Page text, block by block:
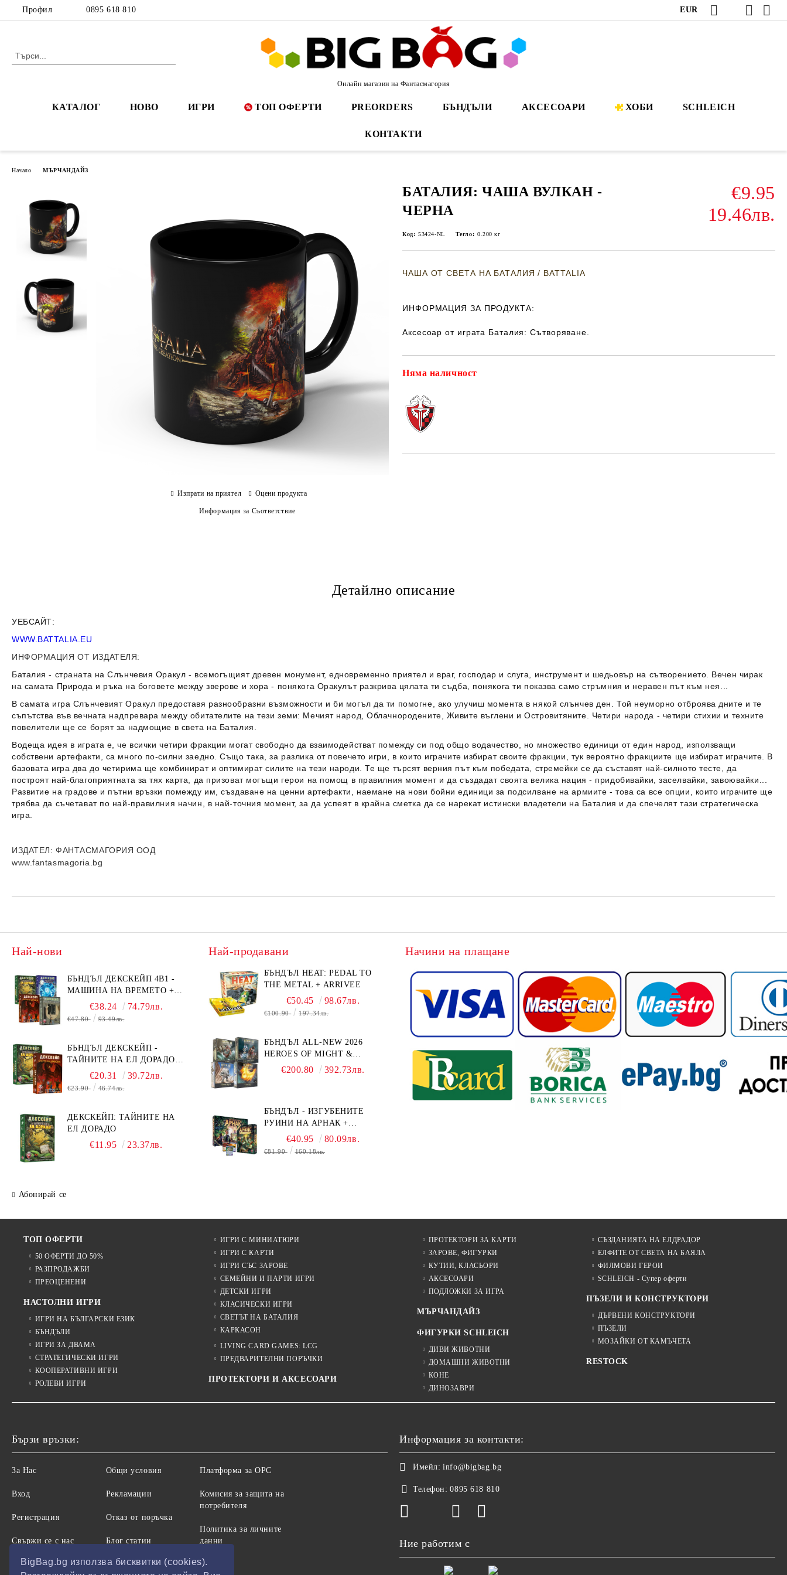
BigBag.bg използва бисквитки (cookies).
Профил 0895 618 810 EUR
Онлайн магазин на Фантасмагория
КАТАЛОГ НОВО ИГРИ ТОП ОФЕРТИ PREORDERS БЪНДЪЛИ АКСЕСОАРИ ХОБИ SCHLEICH
КОНТАКТИ
Начало МЪРЧАНДАЙЗ
БАТАЛИЯ: ЧАША ВУЛКАН -
ЧЕРНА
€9.95
19.46лв.
Код: 53424-NL Тегло: 0.200 кг
ЧАША ОТ СВЕТА НА БАТАЛИЯ / BATTALIA
ИНФОРМАЦИЯ ЗА ПРОДУКТА:
Аксесоар от играта Баталия: Сътворяване.
Няма наличност
Изпрати на приятел Оцени продукта
Информация за Съответствие
Детайлно описание
УЕБСАЙТ:
WWW.BATTALIA.EU
ИНФОРМАЦИЯ ОТ ИЗДАТЕЛЯ:
Баталия - страната на Слънчевия Оракул - всемогъщият древен монумент, едновременно приятел и враг, господар и слуга, инструмент и шедьовър на сътворението. Вечен чирак
на самата Природа и ръка на боговете между зверове и хора - понякога Оракулът разкрива цялата ти съдба, понякога ти показва само стръмния и неравен път към нея...
В самата игра Слънчевият Оракул предоставя разнообразни възможности и би могъл да ти помогне, ако улучиш момента в някой слънчев ден. Той неуморно отброява дните и те
съпътства във вечната надпревара между обитателите на тези земи: Мечият народ, Облачнородените, Живите въглени и Островитяните. Четири народа - четири стихии и техните
повелители ще се борят за надмощие в света на Баталия.
Водеща идея в играта е, че всички четири фракции могат свободно да взаимодействат помежду си под общо водачество, но множество единици от един народ, използващи
собствени артефакти, са много по-силни заедно. Също така, за разлика от повечето игри, в които играчите избират своите фракции, тук вероятно фракциите ще избират играчите. В
базовата игра два до четирима ще комбинират и оптимират силите на тези народи. Те ще търсят верния път към победата, стремейки се да съставят най-силното тесте, да
построят най-благоприятната за тях карта, да призоват могъщи герои на помощ в правилния момент и да създадат своята велика нация - придобивайки, заселвайки, завоювайки...
Развитие на градове и пътни връзки помежду им, създаване на ценни артефакти, наемане на нови бойни единици за подсилване на армиите - това са все опции, които играчите ще
трябва да съчетават по най-правилния начин, в най-точния момент, за да успеят в крайна сметка да се нарекат истински владетели на Баталия и да спечелят тази стратегическа
игра.
ИЗДАТЕЛ: ФАНТАСМАГОРИЯ ООД
www.fantasmagoria.bg
Най-нови
БЪНДЪЛ ДЕКСКЕЙП 4В1 -
МАШИНА НА ВРЕМЕТО +
БЯГСТВО ОТ АЛКАТРАЗ +
ТАЙНИТЕ НА ЕЛ ДОРАДО +
€38.24 74.79лв.
€47.80 93.49лв.
БЪНДЪЛ ДЕКСКЕЙП -
ТАЙНИТЕ НА ЕЛ ДОРАДО +
ОЧИТЕ НА ДРАКОНА
€20.31 39.72лв.
€23.90 46.74лв.
ДЕКСКЕЙП: ТАЙНИТЕ НА
ЕЛ ДОРАДО
€11.95 23.37лв.
Абонирай се
Най-продавани
БЪНДЪЛ HEAT: PEDAL TO
THE METAL + ARRIVEE
€50.45 98.67лв.
€100.90 197.34лв.
БЪНДЪЛ ALL-NEW 2026
HEROES OF MIGHT &
MAGIC III: THE BOARD
€200.80 392.73лв.
БЪНДЪЛ - ИЗГУБЕНИТЕ
РУИНИ НА АРНАК +
ВОДАЧИ НА ЕКСПЕДИЦИИ
+ ПРОМО КАРТИ
€40.95 80.09лв.
€81.90 160.18лв.
Начини на плащане
ТОП ОФЕРТИ
50 ОФЕРТИ ДО 50%
РАЗПРОДАЖБИ
ПРЕОЦЕНЕНИ
НАСТОЛНИ ИГРИ
ИГРИ НА БЪЛГАРСКИ ЕЗИК
БЪНДЪЛИ
ИГРИ ЗА ДВАМА
СТРАТЕГИЧЕСКИ ИГРИ
КООПЕРАТИВНИ ИГРИ
РОЛЕВИ ИГРИ
ИГРИ С МИНИАТЮРИ
ИГРИ С КАРТИ
ИГРИ СЪС ЗАРОВЕ
СЕМЕЙНИ И ПАРТИ ИГРИ
ДЕТСКИ ИГРИ
КЛАСИЧЕСКИ ИГРИ
СВЕТЪТ НА БАТАЛИЯ
КАРКАСОН
LIVING CARD GAMES: LCG
ПРЕДВАРИТЕЛНИ ПОРЪЧКИ
ПРОТЕКТОРИ И АКСЕСОАРИ
ПРОТЕКТОРИ ЗА КАРТИ
ЗАРОВЕ, ФИГУРКИ
КУТИИ, КЛАСЬОРИ
АКСЕСОАРИ
ПОДЛОЖКИ ЗА ИГРА
МЪРЧАНДАЙЗ
ФИГУРКИ SCHLEICH
ДИВИ ЖИВОТНИ
ДОМАШНИ ЖИВОТНИ
КОНЕ
ДИНОЗАВРИ
СЪЗДАНИЯТА НА ЕЛДРАДОР
ЕЛФИТЕ ОТ СВЕТА НА БАЯЛА
ФИЛМОВИ ГЕРОИ
SCHLEICH - Супер оферти
ПЪЗЕЛИ И КОНСТРУКТОРИ
ДЪРВЕНИ КОНСТРУКТОРИ
ПЪЗЕЛИ
МОЗАЙКИ ОТ КАМЪЧЕТА
RESTOCK
Бързи връзки:
За Нас
Вход
Регистрация
Свържи се с нас
Общи условия
Рекламации
Отказ от поръчка
Блог статии
Платформа за ОРС
Комисия за защита на
потребителя
Политика за личните
данни
Информация за контакти:
Имейл: info@bigbag.bg
Телефон: 0895 618 810
Ние работим с